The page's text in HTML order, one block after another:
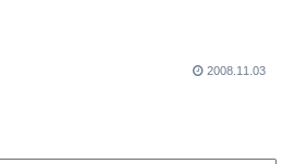
2008.11.03